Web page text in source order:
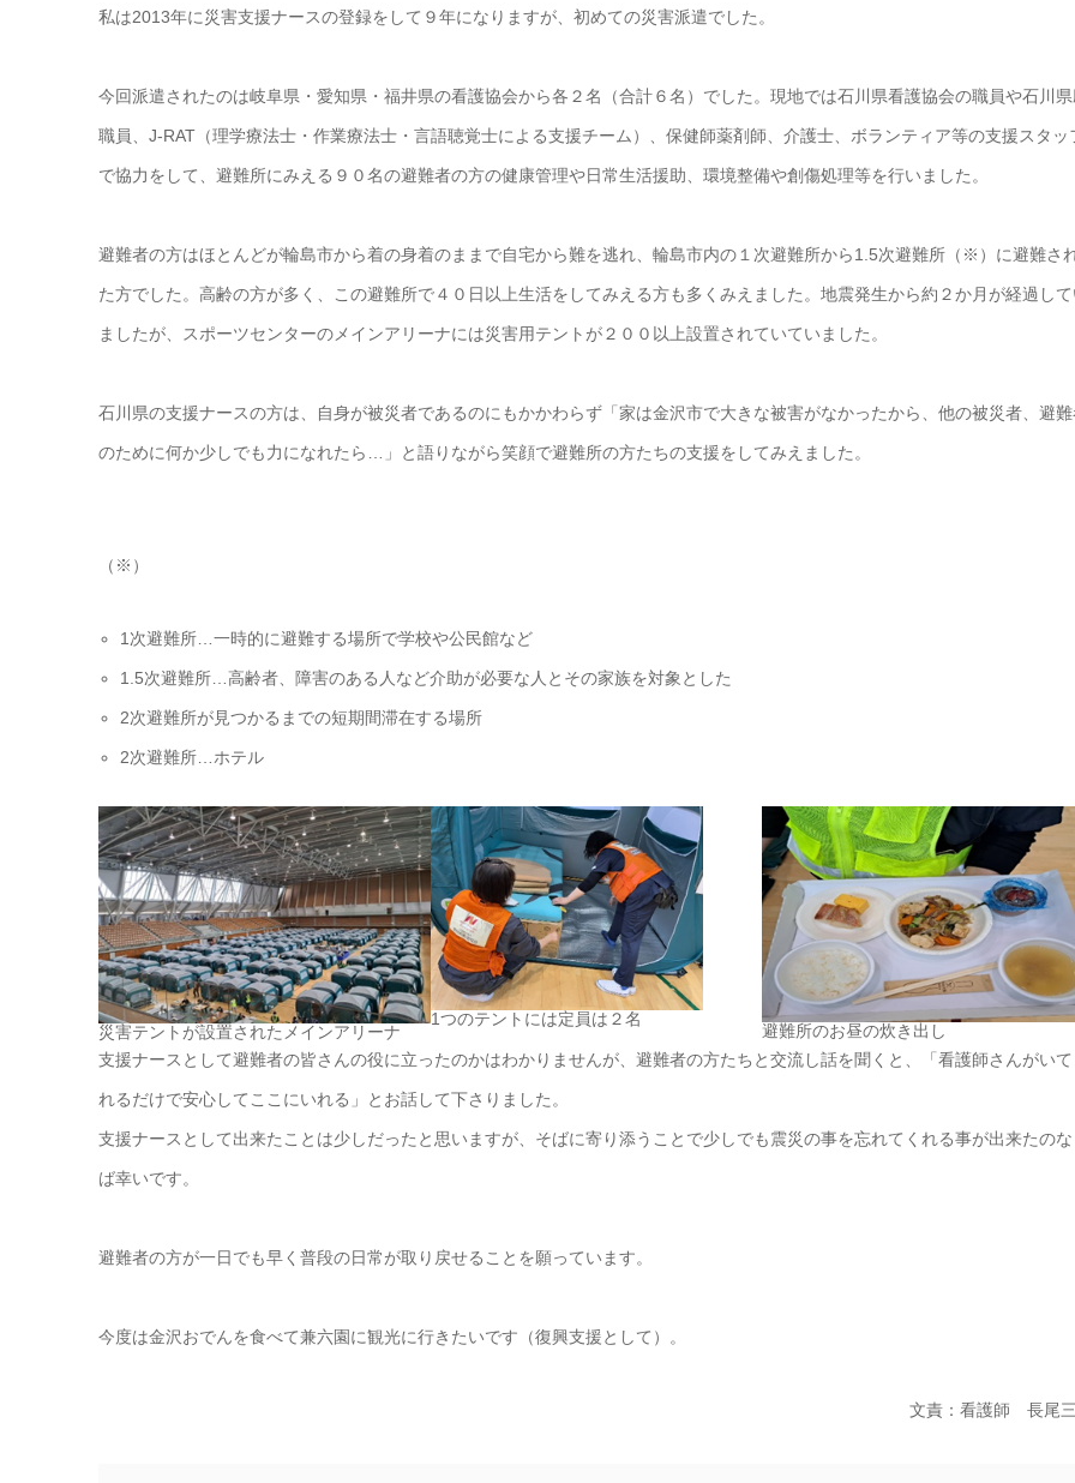
私は2013年に災害支援ナースの登録をして９年になりますが、初めての災害派遣でした。
今回派遣されたのは岐阜県・愛知県・福井県の看護協会から各２名（合計６名）でした。現地では石川県看護協会の職員や石川
職員、J-RAT（理学療法士・作業療法士・言語聴覚士による支援チーム）、保健師薬剤師、介護士、ボランティア等の支援スタッ
で協力をして、避難所にみえる９０名の避難者の方の健康管理や日常生活援助、環境整備や創傷処理等を行いました。
避難者の方はほとんどが輪島市から着の身着のままで自宅から難を逃れ、輪島市内の１次避難所から1.5次避難所（※）に避難さ
た方でした。高齢の方が多く、この避難所で４０日以上生活をしてみえる方も多くみえました。地震発生から約２か月が経過し
ましたが、スポーツセンターのメインアリーナには災害用テントが２００以上設置されていていました。
石川県の支援ナースの方は、自身が被災者であるのにもかかわらず「家は金沢市で大きな被害がなかったから、他の被災者、避
のために何か少しでも力になれたら…」と語りながら笑顔で避難所の方たちの支援をしてみえました。
（※）
1次避難所…一時的に避難する場所で学校や公民館など
1.5次避難所…高齢者、障害のある人など介助が必要な人とその家族を対象とした
2次避難所が見つかるまでの短期間滞在する場所
2次避難所…ホテル
災害テントが設置されたメインアリーナ
1つのテントには定員は２名
避難所のお昼の炊き出し
支援ナースとして避難者の皆さんの役に立ったのかはわかりませんが、避難者の方たちと交流し話を聞くと、「看護師さんがい
れるだけで安心してここにいれる」とお話して下さりました。
支援ナースとして出来たことは少しだったと思いますが、そばに寄り添うことで少しでも震災の事を忘れてくれる事が出来たの
ば幸いです。
避難者の方が一日でも早く普段の日常が取り戻せることを願っています。
今度は金沢おでんを食べて兼六園に観光に行きたいです（復興支援として）。
文責：看護師 長尾